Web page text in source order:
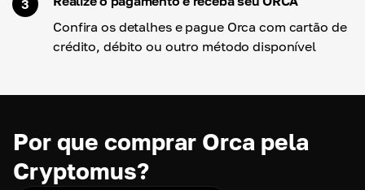
3
Confira os detalhes e pague Orca com cartão de
crédito, débito ou outro método disponível
Por que comprar Orca pela
Cryptomus?